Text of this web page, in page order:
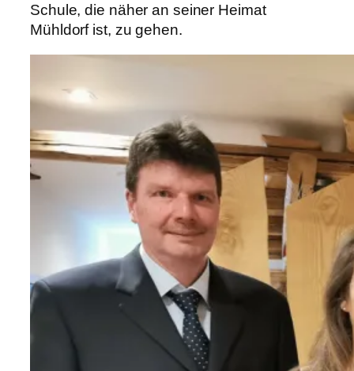
Schule, die näher an seiner Heimat
Mühldorf ist, zu gehen.